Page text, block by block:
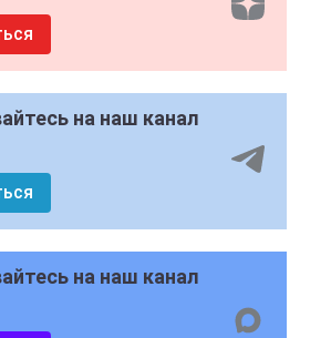
на наш канал
на наш канал